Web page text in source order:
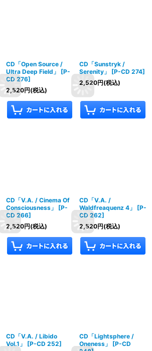
CD「Open Source /
Ultra Deep Field」
[P-
CD 276]
2,520円(税込)
CD「Sunstryk /
Serenity」
[P-CD 274]
2,520円(税込)
CD「V.A. / Cinema Of
Consciousness」
[P-
CD 266]
2,520円(税込)
CD「V.A. /
Waldfreaquenz 4」
[P-
CD 262]
2,520円(税込)
CD「V.A. / Libido
Vol.1」
[P-CD 252]
CD「Lightsphere /
Oneness」
[P-CD